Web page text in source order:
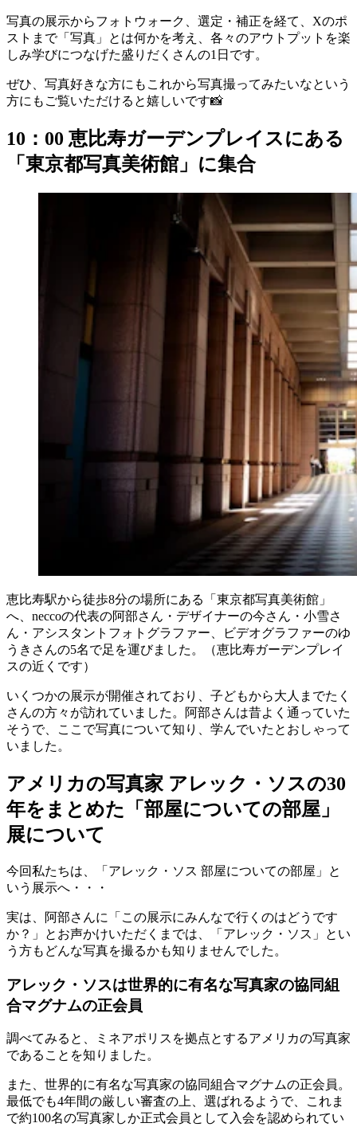
写真の展示からフォトウォーク、選定・補正を経て、Xのポ
ストまで「写真」とは何かを考え、各々のアウトプットを楽
しみ学びにつなげた盛りだくさんの1日です。
ぜひ、写真好きな方にもこれから写真撮ってみたいなという
方にもご覧いただけると嬉しいです📸
10：00 恵比寿ガーデンプレイスにある
「東京都写真美術館」に集合
恵比寿駅から徒歩8分の場所にある「東京都写真美術館」
へ、neccoの代表の阿部さん・デザイナーの今さん・小雪さ
ん・アシスタントフォトグラファー、ビデオグラファーのゆ
うきさんの5名で足を運びました。（恵比寿ガーデンプレイ
スの近くです）
いくつかの展示が開催されており、子どもから大人までたく
さんの方々が訪れていました。阿部さんは昔よく通っていた
そうで、ここで写真について知り、学んでいたとおしゃって
いました。
アメリカの写真家 アレック・ソスの30
年をまとめた「部屋についての部屋」
展について
今回私たちは、「アレック・ソス 部屋についての部屋」と
いう展示へ・・・
実は、阿部さんに「この展示にみんなで行くのはどうです
か？」とお声かけいただくまでは、「アレック・ソス」とい
う方もどんな写真を撮るかも知りませんでした。
アレック・ソスは世界的に有名な写真家の協同組
合マグナムの正会員
調べてみると、ミネアポリスを拠点とするアメリカの写真家
であることを知りました。
また、世界的に有名な写真家の協同組合マグナムの正会員。
最低でも4年間の厳しい審査の上、選ばれるようで、これま
で約100名の写真家しか正式会員として入会を認められてい